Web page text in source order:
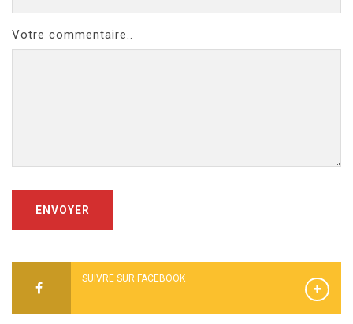
Votre commentaire..
ENVOYER
SUIVRE SUR FACEBOOK